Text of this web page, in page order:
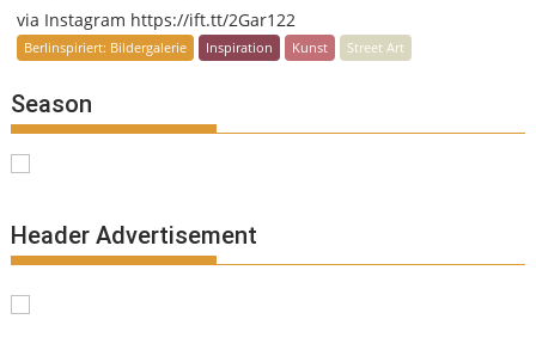
via Instagram https://ift.tt/2Gar122
Berlinspiriert: Bildergalerie Inspiration Kunst Street Art
Season
Header Advertisement